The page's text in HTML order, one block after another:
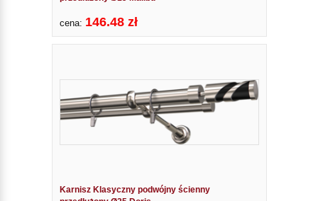
cena: 146.48 zł
Karnisz Klasyczny podwójny ścienny